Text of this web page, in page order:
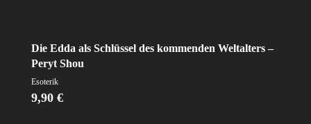
Die Edda als Schlüssel des kommenden Weltalters –
Peryt Shou
Esoterik
9,90 €